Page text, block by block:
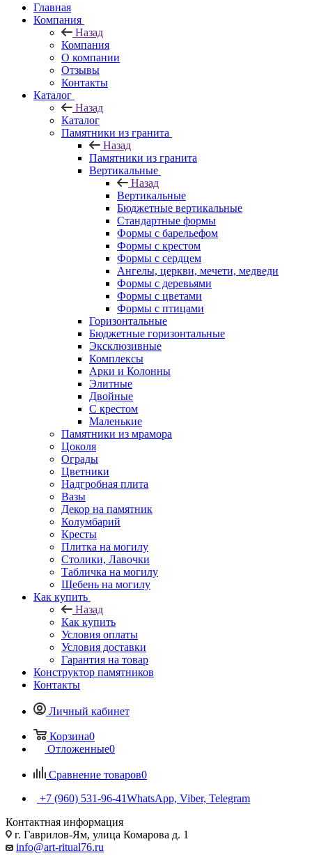
Главная
Компания
Назад
Компания
О компании
Отзывы
Контакты
Каталог
Назад
Каталог
Памятники из гранита
Назад
Памятники из гранита
Вертикальные
Назад
Вертикальные
Бюджетные вертикальные
Стандартные формы
Формы с барельефом
Формы с крестом
Формы с сердцем
Ангелы, церкви, мечети, медведи
Формы с деревьями
Формы с цветами
Формы с птицами
Горизонтальные
Бюджетные горизонтальные
Эксклюзивные
Комплексы
Арки и Колонны
Элитные
Двойные
С крестом
Маленькие
Памятники из мрамора
Цоколя
Ограды
Цветники
Надгробная плита
Вазы
Декор на памятник
Колумбарий
Кресты
Плитка на могилу
Столики, Лавочки
Табличка на могилу
Щебень на могилу
Как купить
Назад
Как купить
Условия оплаты
Условия доставки
Гарантия на товар
Конструктор памятников
Контакты
Личный кабинет
Корзина0
Отложенные0
Сравнение товаров0
+7 (960) 531-96-41WhatsApp, Viber, Telegram
Контактная информация
г. Гаврилов-Ям, улица Комарова д. 1
info@art-ritual76.ru